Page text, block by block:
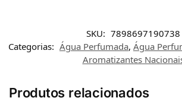
SKU: 7898697190738
Categorias: Água Perfumada, Água
Aromatizantes
Produtos relacionados